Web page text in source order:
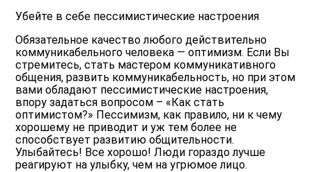
Убейте в себе пессимистические настроения
Обязательное качество любого действительно
коммуникабельного человека — оптимизм. Если Вы
стремитесь, стать мастером коммуникативного
общения, развить коммуникабельность, но при этом
вами обладают пессимистические настроения,
впору задаться вопросом – «Как стать
оптимистом?» Пессимизм, как правило, ни к чему
хорошему не приводит и уж тем более не
способствует развитию общительности.
Улыбайтесь! Все хорошо! Люди гораздо лучше
реагируют на улыбку, чем на угрюмое лицо.